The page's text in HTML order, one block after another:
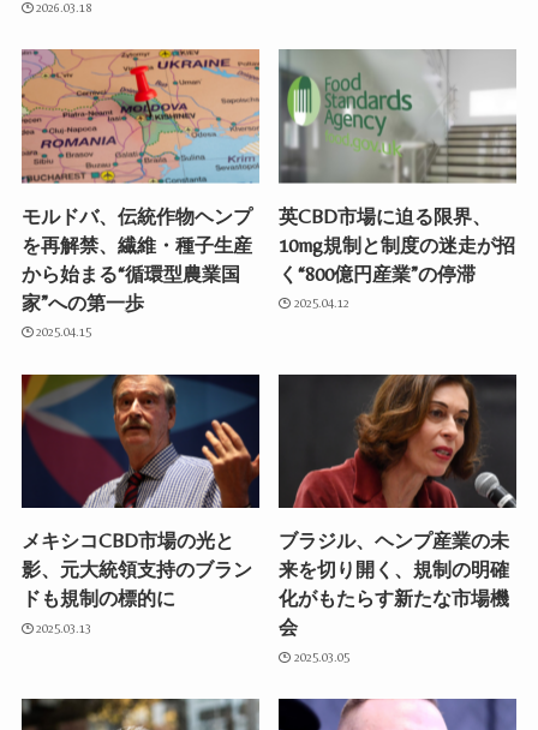
2026.03.18
モルドバ、伝統作物ヘンプ
を再解禁、繊維・種子生産
から始まる“循環型農業国
家”への第一歩
2025.04.15
英CBD市場に迫る限界、
10mg規制と制度の迷走が招
く“800億円産業”の停滞
2025.04.12
メキシコCBD市場の光と
影、元大統領支持のブラン
ドも規制の標的に
2025.03.13
ブラジル、ヘンプ産業の未
来を切り開く、規制の明確
化がもたらす新たな市場機
会
2025.03.05